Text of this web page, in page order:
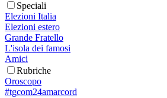
Speciali
Elezioni Italia
Elezioni estero
Grande Fratello
L'isola dei famosi
Amici
Rubriche
Oroscopo
#tgcom24amarcord